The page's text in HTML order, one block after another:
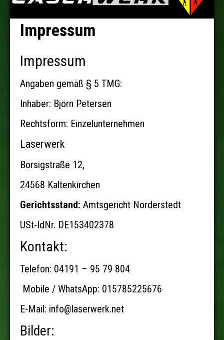
Impressum
Impressum
Angaben gemäß § 5 TMG:
Inhaber: Björn Petersen
Rechtsform: Einzelunternehmen
Laserwerk
Borsigstraße 12,
24568 Kaltenkirchen
Gerichtsstand: Amtsgericht Norderstedt
USt-IdNr. DE153402378
Kontakt:
Telefon: 04191 – 95 79 804
Mobile / WhatsApp: 015785225676
E-Mail: info@laserwerk.net
Bilder: